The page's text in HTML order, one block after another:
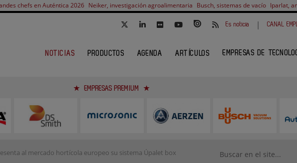
chefs en Auténtica 2026 Neiker, investigación agroalimentaria Busch, sistemas de vacío Iparlat,
Es noticia | CANAL
NOTICIAS PRODUCTOS AGENDA ARTÍCULOS EMPRESAS DE
EMPRESAS PREMIUM
al mercado hortícola europeo su sistema Úpalet box